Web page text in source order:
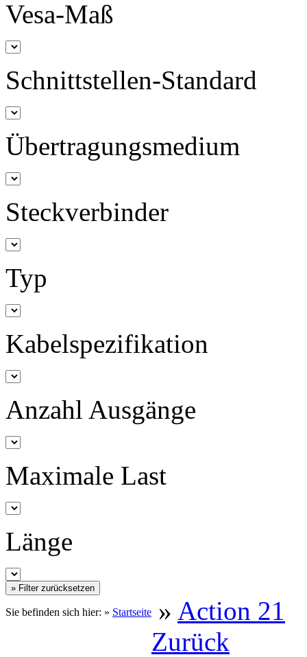
Vesa-Maß
Schnittstellen-Standard
Übertragungsmedium
Steckverbinder
Typ
Kabelspezifikation
Anzahl Ausgänge
Maximale Last
Länge
Sie befinden sich hier: » Startseite » Action 21
Zurück